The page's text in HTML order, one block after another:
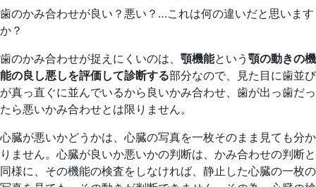
4
日
歯のかみ合わせが良い？悪い？…これは何の違いだと思います
か？
歯のかみ合わせが捉えにくいのは、 顎機能という 顎の動きの機
能の良し悪しを評価して診断する部分なので、見た目に歯並び
が真っ直ぐに並んでいるから良いかみ合わせ、歯が出っ歯だっ
たら悪いかみ合わせとは限りません。
心臓が悪いかどうかは、心臓の写真を一枚そのまま見ても分か
りません。心臓が良いか悪いかの判断は、かみ合わせの判断と
同様に、その機能の検査をしなければ、静止した心臓の一枚の